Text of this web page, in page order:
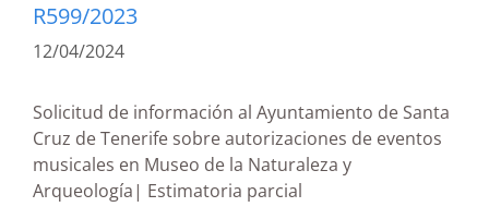
R599/2023
12/04/2024
Solicitud de información al Ayuntamiento de Santa
Cruz de Tenerife sobre autorizaciones de eventos
musicales en Museo de la Naturaleza y
Arqueología| Estimatoria parcial